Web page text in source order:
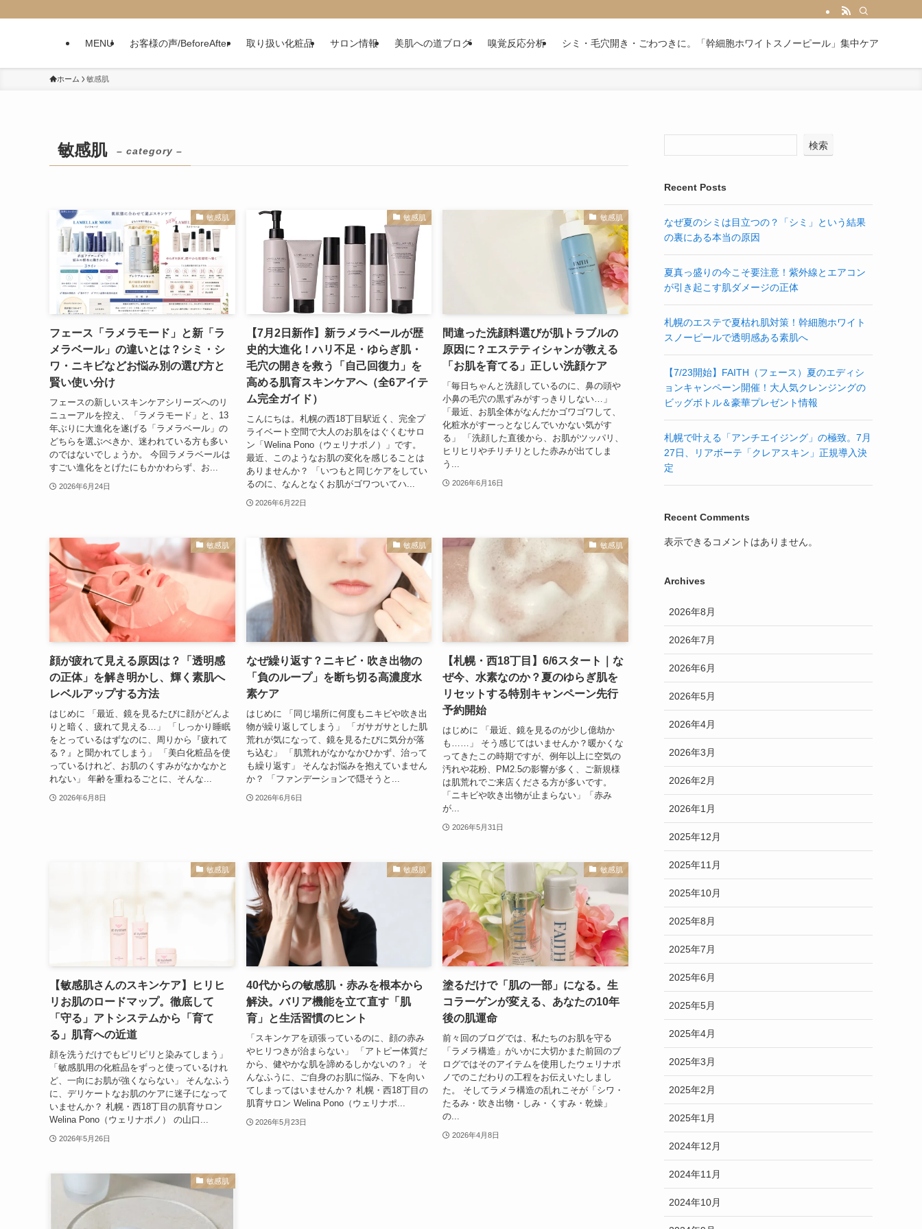
MENU お客様の声/BeforeAfter 取り扱い化粧品 サロン情報 美肌への道ブログ 嗅覚反応分析 シミ・毛穴開き・ごわつきに。「幹細胞ホワイトスノーピール」集中ケア
ホーム 敏感肌
敏感肌 – category –
敏感肌
フェース「ラメラモード」と新「ラ
メラベール」の違いとは？シミ・シ
ワ・ニキビなどお悩み別の選び方と
賢い使い分け
フェースの新しいスキンケアシリーズへのリ
ニューアルを控え、「ラメラモード」と、13
年ぶりに大進化を遂げる「ラメラベール」の
どちらを選ぶべきか、迷われている方も多い
のではないでしょうか。 今回ラメラベールは
すごい進化をとげたにもかかわらず、お...
2026年6月24日
敏感肌
【7月2日新作】新ラメラベールが歴
史的大進化！ハリ不足・ゆらぎ肌・
毛穴の開きを救う「自己回復力」を
高める肌育スキンケアへ（全6アイテ
ム完全ガイド）
こんにちは。札幌の西18丁目駅近く、完全プ
ライベート空間で大人のお肌をはぐくむサロ
ン「Welina Pono（ウェリナポノ）」です。
最近、このようなお肌の変化を感じることは
ありませんか？ 「いつもと同じケアをしてい
るのに、なんとなくお肌がゴワついてハ...
2026年6月22日
敏感肌
間違った洗顔料選びが肌トラブルの
原因に？エステティシャンが教える
「お肌を育てる」正しい洗顔ケア
「毎日ちゃんと洗顔しているのに、鼻の頭や
小鼻の毛穴の黒ずみがすっきりしない…」
「最近、お肌全体がなんだかゴワゴワして、
化粧水がすーっとなじんでいかない気がす
る」 「洗顔した直後から、お肌がツッパリ、
ヒリヒリやチリチリとした赤みが出てしま
う...
2026年6月16日
敏感肌
顔が疲れて見える原因は？「透明感
の正体」を解き明かし、輝く素肌へ
レベルアップする方法
はじめに 「最近、鏡を見るたびに顔がどんよ
りと暗く、疲れて見える…」 「しっかり睡眠
をとっているはずなのに、周りから『疲れて
る？』と聞かれてしまう」 「美白化粧品を使
っているけれど、お肌のくすみがなかなかと
れない」 年齢を重ねるごとに、そんな...
2026年6月8日
敏感肌
なぜ繰り返す？ニキビ・吹き出物の
「負のループ」を断ち切る高濃度水
素ケア
はじめに 「同じ場所に何度もニキビや吹き出
物が繰り返してしまう」 「ガサガサとした肌
荒れが気になって、鏡を見るたびに気分が落
ち込む」 「肌荒れがなかなかひかず、治って
も繰り返す」 そんなお悩みを抱えていません
か？ 「ファンデーションで隠そうと...
2026年6月6日
敏感肌
【札幌・西18丁目】6/6スタート｜な
ぜ今、水素なのか？夏のゆらぎ肌を
リセットする特別キャンペーン先行
予約開始
はじめに 「最近、鏡を見るのが少し億劫か
も……」 そう感じてはいませんか？暖かくな
ってきたこの時期ですが、例年以上に空気の
汚れや花粉、PM2.5の影響が多く、ご新規様
は肌荒れでご来店くださる方が多いです。
「ニキビや吹き出物が止まらない」「赤み
が...
2026年5月31日
敏感肌
【敏感肌さんのスキンケア】ヒリヒ
リお肌のロードマップ。徹底して
「守る」アトシステムから「育て
る」肌育への近道
顔を洗うだけでもピリピリと染みてしまう」
「敏感肌用の化粧品をずっと使っているけれ
ど、一向にお肌が強くならない」 そんなふう
に、デリケートなお肌のケアに迷子になって
いませんか？ 札幌・西18丁目の肌育サロン
Welina Pono（ウェリナポノ） の山口...
2026年5月26日
敏感肌
40代からの敏感肌・赤みを根本から
解決。バリア機能を立て直す「肌
育」と生活習慣のヒント
「スキンケアを頑張っているのに、顔の赤み
やヒリつきが治まらない」 「アトピー体質だ
から、健やかな肌を諦めるしかないの？」 そ
んなふうに、ご自身のお肌に悩み、下を向い
てしまってはいませんか？ 札幌・西18丁目の
肌育サロン Welina Pono（ウェリナポ...
2026年5月23日
敏感肌
塗るだけで「肌の一部」になる。生
コラーゲンが変える、あなたの10年
後の肌運命
前々回のブログでは、私たちのお肌を守る
「ラメラ構造」がいかに大切かまた前回のブ
ログではそのアイテムを使用したウェリナポ
ノでのこだわりの工程をお伝えいたしまし
た。 そしてラメラ構造の乱れこそが「シワ・
たるみ・吹き出物・しみ・くすみ・乾燥」
の...
2026年4月8日
敏感肌
検索
Recent Posts
なぜ夏のシミは目立つの？「シミ」という結果
の裏にある本当の原因
夏真っ盛りの今こそ要注意！紫外線とエアコン
が引き起こす肌ダメージの正体
札幌のエステで夏枯れ肌対策！幹細胞ホワイト
スノーピールで透明感ある素肌へ
【7/23開始】FAITH（フェース）夏のエディシ
ョンキャンペーン開催！大人気クレンジングの
ビッグボトル＆豪華プレゼント情報
札幌で叶える「アンチエイジング」の極致。7月
27日、リアボーテ「クレアスキン」正規導入決
定
Recent Comments
表示できるコメントはありません。
Archives
2026年8月
2026年7月
2026年6月
2026年5月
2026年4月
2026年3月
2026年2月
2026年1月
2025年12月
2025年11月
2025年10月
2025年8月
2025年7月
2025年6月
2025年5月
2025年4月
2025年3月
2025年2月
2025年1月
2024年12月
2024年11月
2024年10月